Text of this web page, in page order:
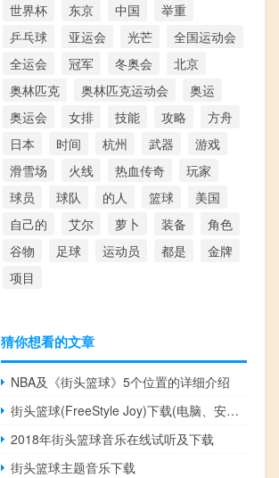
世界杯 东京 中国
举重
乒乓球
亚运会 光芒
全国运动会
全运会
冠军 冬奥会
北京
奥林匹克
奥林匹克运动会
奥运
奥运会
女排 技能 攻略
方舟
日本
时间 杭州 武器
游戏
滑雪场
火线 热血传奇
玩家
球员
球队 的人 篮球
美国
自己的
艾尔 萝卜 装备
角色
谷物
足球 运动员 都是
金牌
项目
猜你想看的文章
NBA及《街头篮球》5个位置的详细介绍
街头篮球(FreeStyle Joy)下载(电脑、安卓和IOS所有版本)
2018年街头篮球音乐在线试听及下载
街头篮球主题音乐下载